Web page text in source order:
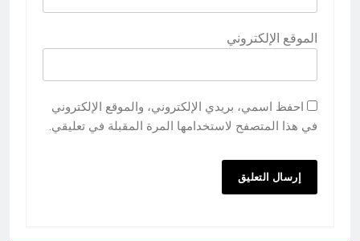
الموقع الإلكتروني
احفظ اسمي، بريدي الإلكتروني، والموقع الإلكتروني
في هذا المتصفح لاستخدامها المرة المقبلة في تعليقي.